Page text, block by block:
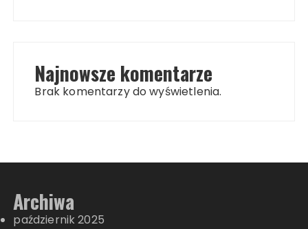
Najnowsze komentarze
Brak komentarzy do wyświetlenia.
Archiwa
październik 2025